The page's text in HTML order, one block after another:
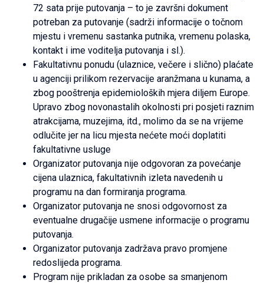
72 sata prije putovanja – to je završni dokument
potreban za putovanje (sadrži informacije o točnom
mjestu i vremenu sastanka putnika, vremenu polaska,
kontakt i ime voditelja putovanja i sl.).
Fakultativnu ponudu (ulaznice, večere i slično) plaćate
u agenciji prilikom rezervacije aranžmana u kunama, a
zbog pooštrenja epidemioloških mjera diljem Europe.
Upravo zbog novonastalih okolnosti pri posjeti raznim
atrakcijama, muzejima, itd., molimo da se na vrijeme
odlučite jer na licu mjesta nećete moći doplatiti
fakultativne usluge
Organizator putovanja nije odgovoran za povećanje
cijena ulaznica, fakultativnih izleta navedenih u
programu na dan formiranja programa.
Organizator putovanja ne snosi odgovornost za
eventualne drugačije usmene informacije o programu
putovanja.
Organizator putovanja zadržava pravo promjene
redoslijeda programa.
Program nije prikladan za osobe sa smanjenom